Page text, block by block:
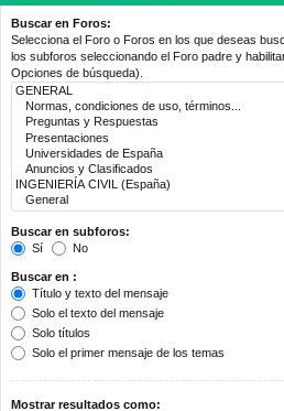
Buscar en Foros:
Selecciona el Foro o Foros en los que deseas
los subforos seleccionando el Foro padre y
Opciones de búsqueda).
Buscar en subforos:
Sí
No
Buscar en :
Título y texto del mensaje
Solo el texto del mensaje
Solo títulos
Solo el primer mensaje de los temas
Mostrar resultados como: